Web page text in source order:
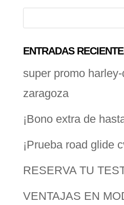
ENTRADAS
super promo
zaragoza
¡Bono extra de
¡Prueba road glide
RESERVA TU
VENTAJAS EN